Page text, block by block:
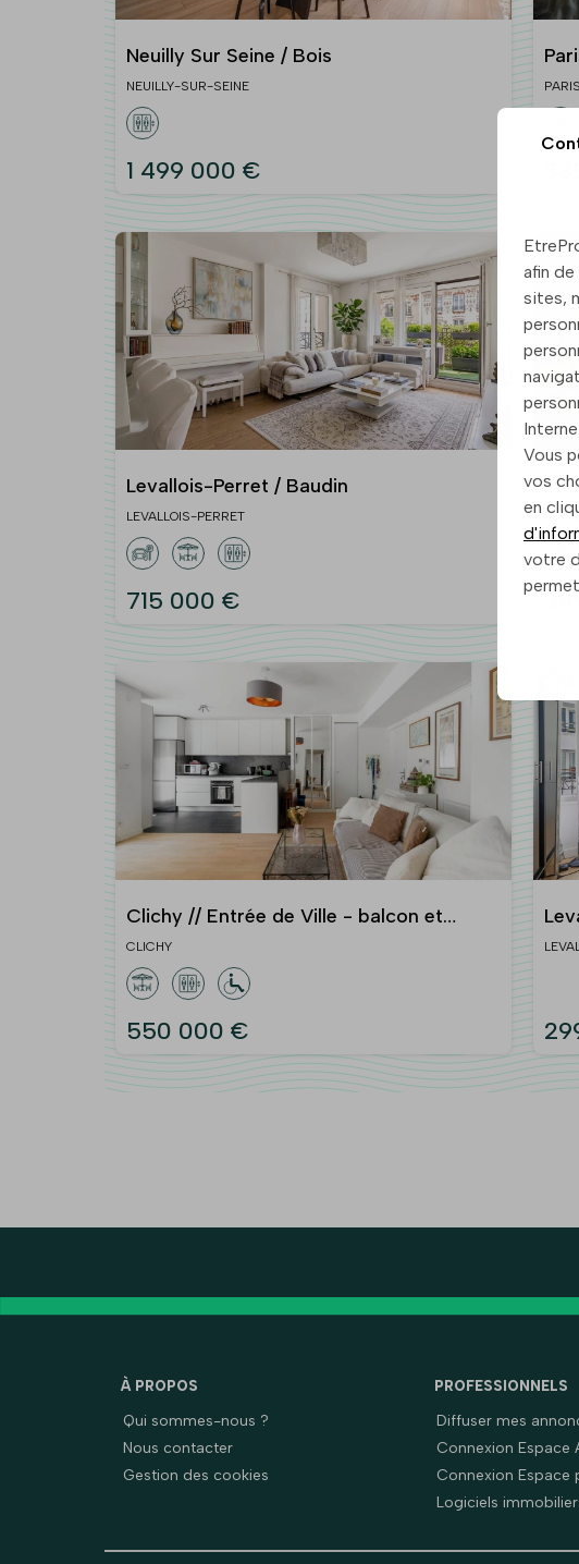
Neuilly Sur Seine / Bois
NEUILLY-SUR-SEINE
1 499 000 €
Levallois-Perret / Baudin
LEVALLOIS-PERRET
715 000 €
Clichy // Entrée de Ville - balcon et
parking
CLICHY
550 000 €
À PROPOS
Qui sommes-nous ?
Nous contacter
Gestion des cookies
PROFESSIONNELS
Diffuser mes
Connexion Espace
Connexion Espace
Logiciels
afin
sites,
Vous
vos
en
votre